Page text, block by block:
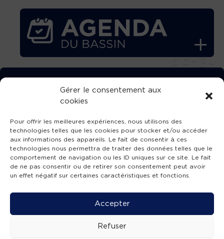
Gérer le consentement aux
cookies
Pour offrir les meilleures expériences, nous utilisons des
technologies telles que les cookies pour stocker et/ou accéder
aux informations des appareils. Le fait de consentir à ces
technologies nous permettra de traiter des données telles que le
comportement de navigation ou les ID uniques sur ce site. Le fait
de ne pas consentir ou de retirer son consentement peut avoir
un effet négatif sur certaines caractéristiques et fonctions.
Accepter
Refuser
TÉLÉCHARGEZ GRATUITEMENT
L’APPLICATION TVBA !
SUIVEZ-NOUS !
Mentions légales -Accessibilité